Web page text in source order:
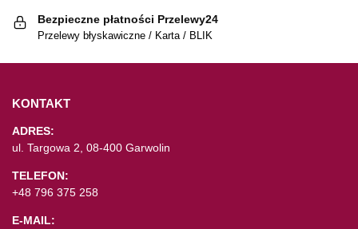
Bezpieczne płatności Przelewy24
Przelewy błyskawiczne / Karta / BLIK
KONTAKT
ADRES:
ul. Targowa 2, 08-400 Garwolin
TELEFON:
+48 796 375 258
E-MAIL: